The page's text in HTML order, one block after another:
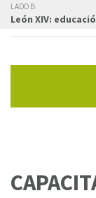
LADO B
León XIV: